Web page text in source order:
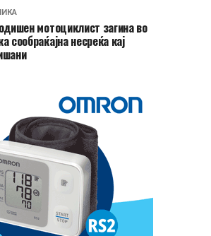
мотоциклист загина во
сообраќајна несреќа кај